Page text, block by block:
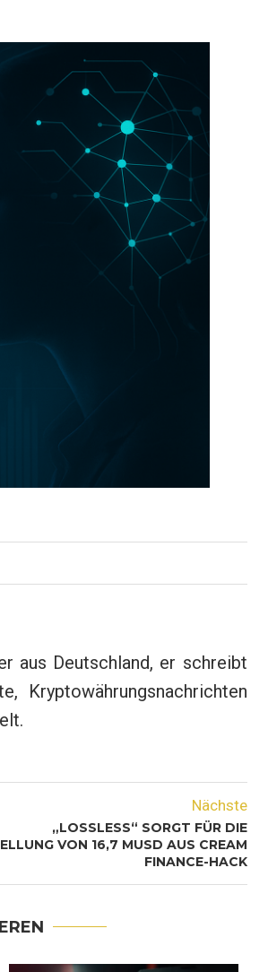
aus Deutschland, er schreibt
Kryptowährungsnachrichten
Nächste
„LOSSLESS“ SORGT FÜR DIE
VON 16,7 MUSD AUS CREAM
FINANCE-HACK